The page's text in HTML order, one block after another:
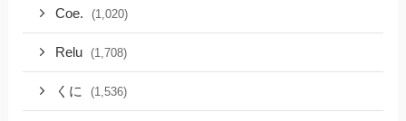
Coe. (1,020)
Relu (1,708)
くに (1,536)